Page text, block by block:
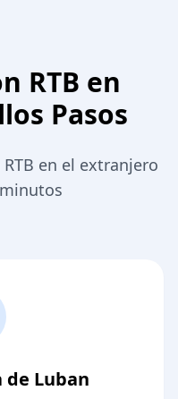
RTB en
Pasos
en el extranjero
de Luban